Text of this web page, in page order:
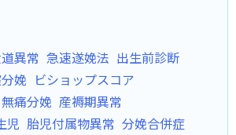
異常 急速遂娩法 出生前診断
娩 ビショップスコア
無痛分娩 産褥期異常
児 胎児付属物異常 分娩合併症